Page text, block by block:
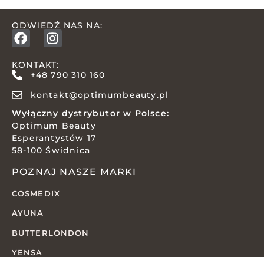
ODWIEDŹ NAS NA:
KONTAKT:
+48 790 310 160
kontakt@optimumbeauty.pl
Wyłączny dystrybutor w Polsce:
Optimum Beauty
Esperantystów 17
58-100 Świdnica
POZNAJ NASZE MARKI
COSMEDIX
AYUNA
BUTTERLONDON
YENSA